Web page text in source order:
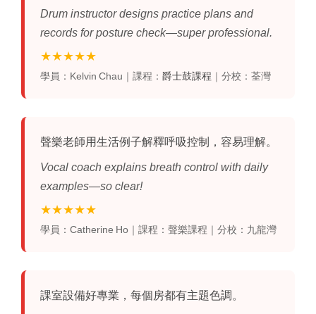
Drum instructor designs practice plans and
records for posture check—super professional.
★★★★★
學員：Kelvin Chau｜課程： 爵士鼓課程 ｜分校：荃灣
聲樂老師用生活例子解釋呼吸控制，容易理解。
Vocal coach explains breath control with daily
examples—so clear!
★★★★★
學員：Catherine Ho｜課程：聲樂課程｜分校：九龍灣
課室設備好專業，每個房都有主題色調。